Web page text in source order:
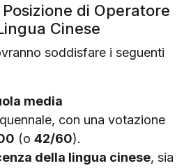
di Operatore
Cinese
soddisfare i seguenti
media
con una votazione
(o 42/60).
della lingua cinese, sia